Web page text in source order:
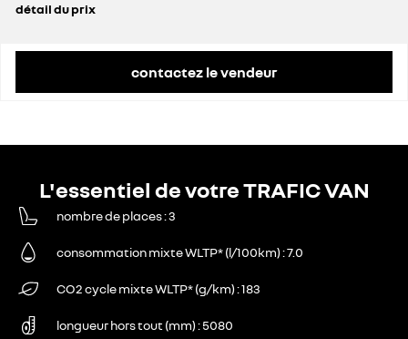
détail du prix
contactez le vendeur
L'essentiel de votre TRAFIC VAN
nombre de places 3
consommation mixte WLTP* (l/100km) 7.0
CO2 cycle mixte WLTP* (g/km) 183
longueur hors tout (mm) 5080